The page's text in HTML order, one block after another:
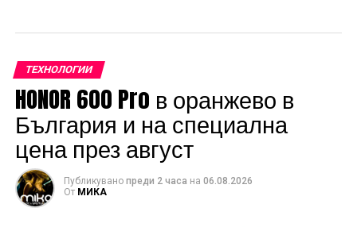
TЕХНОЛОГИИ
HONOR 600 Pro в оранжево в
България и на специална
цена през август
Публикувано преди 2 часа на 06.08.2026
От МИКА